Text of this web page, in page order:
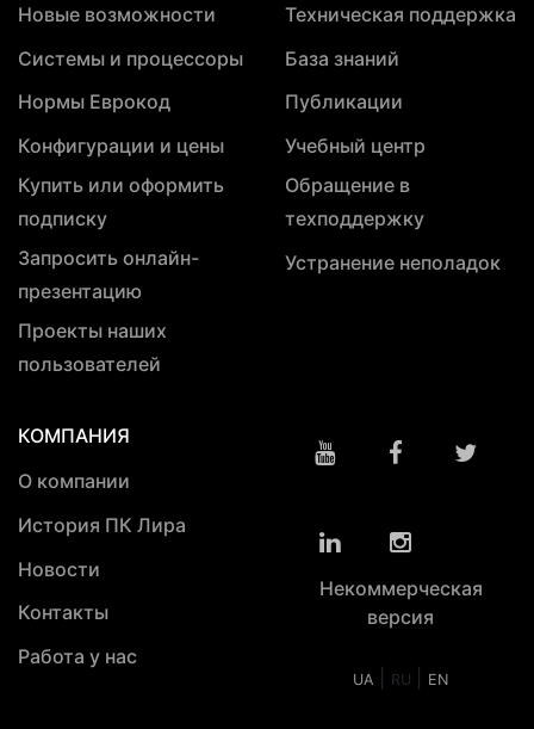
Новые возможности
Системы и процессоры
Нормы Еврокод
Конфигурации и цены
Купить или оформить
подписку
Запросить онлайн-
презентацию
Проекты наших
пользователей
Техническая поддержка
База знаний
Публикации
Учебный центр
Обращение в
техподдержку
Устранение неполадок
КОМПАНИЯ
О компании
История ПК Лира
Новости
Контакты
Работа у нас
Некоммерческая
версия
UA RU EN